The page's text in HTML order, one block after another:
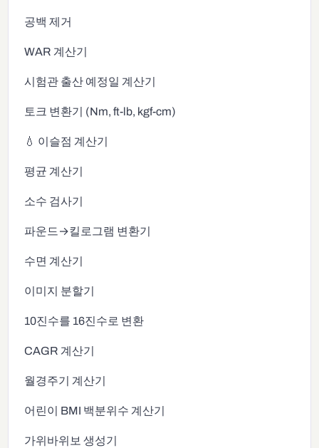
공백 제거
WAR 계산기
시험관 출산 예정일 계산기
토크 변환기 (Nm, ft-lb, kgf-cm)
💧 이슬점 계산기
평균 계산기
소수 검사기
파운드→킬로그램 변환기
수면 계산기
이미지 분할기
10진수를 16진수로 변환
CAGR 계산기
월경주기 계산기
어린이 BMI 백분위수 계산기
가위바위보 생성기